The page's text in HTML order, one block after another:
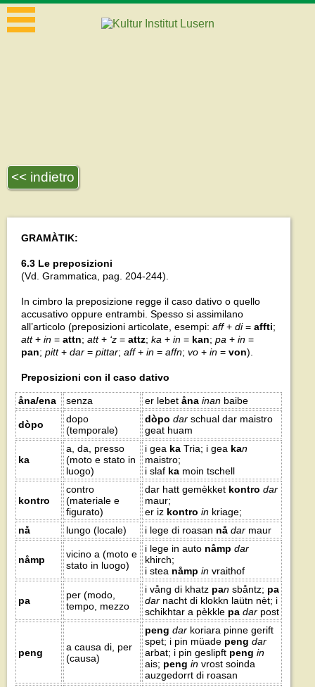
<< indietro
GRAMÀTIK:
6.3 Le preposizioni
(Vd. Grammatica, pag. 204-244).
In cimbro la preposizione regge il caso dativo o quello
accusativo oppure entrambi. Spesso si assimilano
all’articolo (preposizioni articolate, esempi: aff+ di= affti;
att+ in = attn; att+ ‘z = attz; ka + in = kan; pa + in =
pan; pitt+ dar = pittar; aff+ in = affn; vo + in = von).
Preposizioni con il caso dativo
åna/ena senza er lebet åna inan baibe
dòpo
dopo
(temporale)
dòpo dar schual dar maistro
geat huam
ka
a, da, presso
(moto e stato in
luogo)
i gea ka Tria; i gea kan
maistro;
i slaf ka moin tschell
kontro
contro
(materiale e
figurato)
dar hatt gemèkket kontro dar
maur;
er iz kontro in kriage;
nå
lungo (locale) i lege di roasan nå dar maur
nåmp
vicino a (moto e
stato in luogo)
i lege in auto nåmp dar
khirch;
i stea nåmp in vraithof
pa
per (modo,
tempo, mezzo
i vång di khatz pan sbåntz; pa
dar nacht di klokkn laütn nèt; i
schikhtar a pèkkle pa dar post
peng
a causa di, per
(causa)
peng dar koriara pinne gerift
spet; i pin müade peng dar
arbat; i pin geslipft peng in
ais; peng in vrost soinda
auzgedorrt di roasan